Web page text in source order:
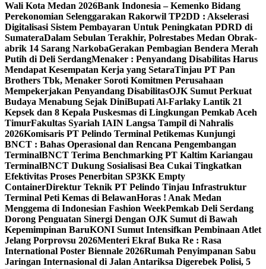
Wali Kota Medan 2026Bank Indonesia – Kemenko Bidang
Perekonomian Selenggarakan Rakorwil TP2DD : Akselerasi
Digitalisasi Sistem Pembayaran Untuk Peningkatan PDRD di
SumateraDalam Sebulan Terakhir, Polrestabes Medan Obrak-
abrik 14 Sarang NarkobaGerakan Pembagian Bendera Merah
Putih di Deli SerdangMenaker : Penyandang Disabilitas Harus
Mendapat Kesempatan Kerja yang SetaraTinjau PT Pan
Brothers Tbk, Menaker Soroti Komitmen Perusahaan
Mempekerjakan Penyandang DisabilitasOJK Sumut Perkuat
Budaya Menabung Sejak DiniBupati Al-Farlaky Lantik 21
Kepsek dan 8 Kepala Puskesmas di Lingkungan Pemkab Aceh
TimurFakultas Syariah IAIN Langsa Tampil di Nahralis
2026Komisaris PT Pelindo Terminal Petikemas Kunjungi
BNCT : Bahas Operasional dan Rencana Pengembangan
TerminalBNCT Terima Benchmarking PT Kaltim Kariangau
TerminalBNCT Dukung Sosialisasi Bea Cukai Tingkatkan
Efektivitas Proses Penerbitan SP3KK Empty
ContainerDirektur Teknik PT Pelindo Tinjau Infrastruktur
Terminal Peti Kemas di BelawanHoras ! Anak Medan
Menggema di Indonesian Fashion WeekPemkab Deli Serdang
Dorong Penguatan Sinergi Dengan OJK Sumut di Bawah
Kepemimpinan BaruKONI Sumut Intensifkan Pembinaan Atlet
Jelang Porprovsu 2026Menteri Ekraf Buka Re : Rasa
International Poster Biennale 2026Rumah Penyimpanan Sabu
Jaringan Internasional di Jalan Antariksa Digerebek Polisi, 5